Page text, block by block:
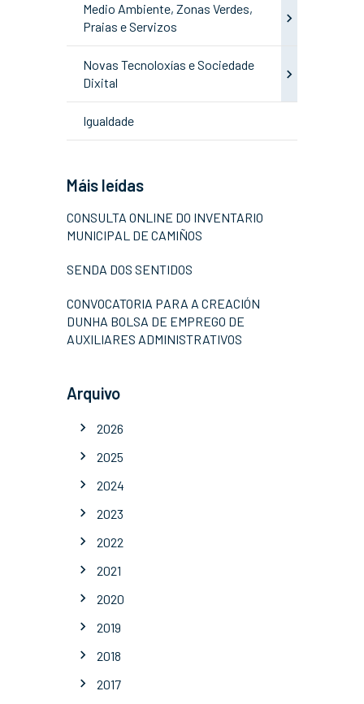
Medio Ambiente, Zonas Verdes,
Praias e Servizos
Novas Tecnoloxías e Sociedade
Dixital
Igualdade
Máis leídas
CONSULTA ONLINE DO INVENTARIO
MUNICIPAL DE CAMIÑOS
SENDA DOS SENTIDOS
CONVOCATORIA PARA A CREACIÓN
DUNHA BOLSA DE EMPREGO DE
AUXILIARES ADMINISTRATIVOS
Arquivo
2026
2025
2024
2023
2022
2021
2020
2019
2018
2017